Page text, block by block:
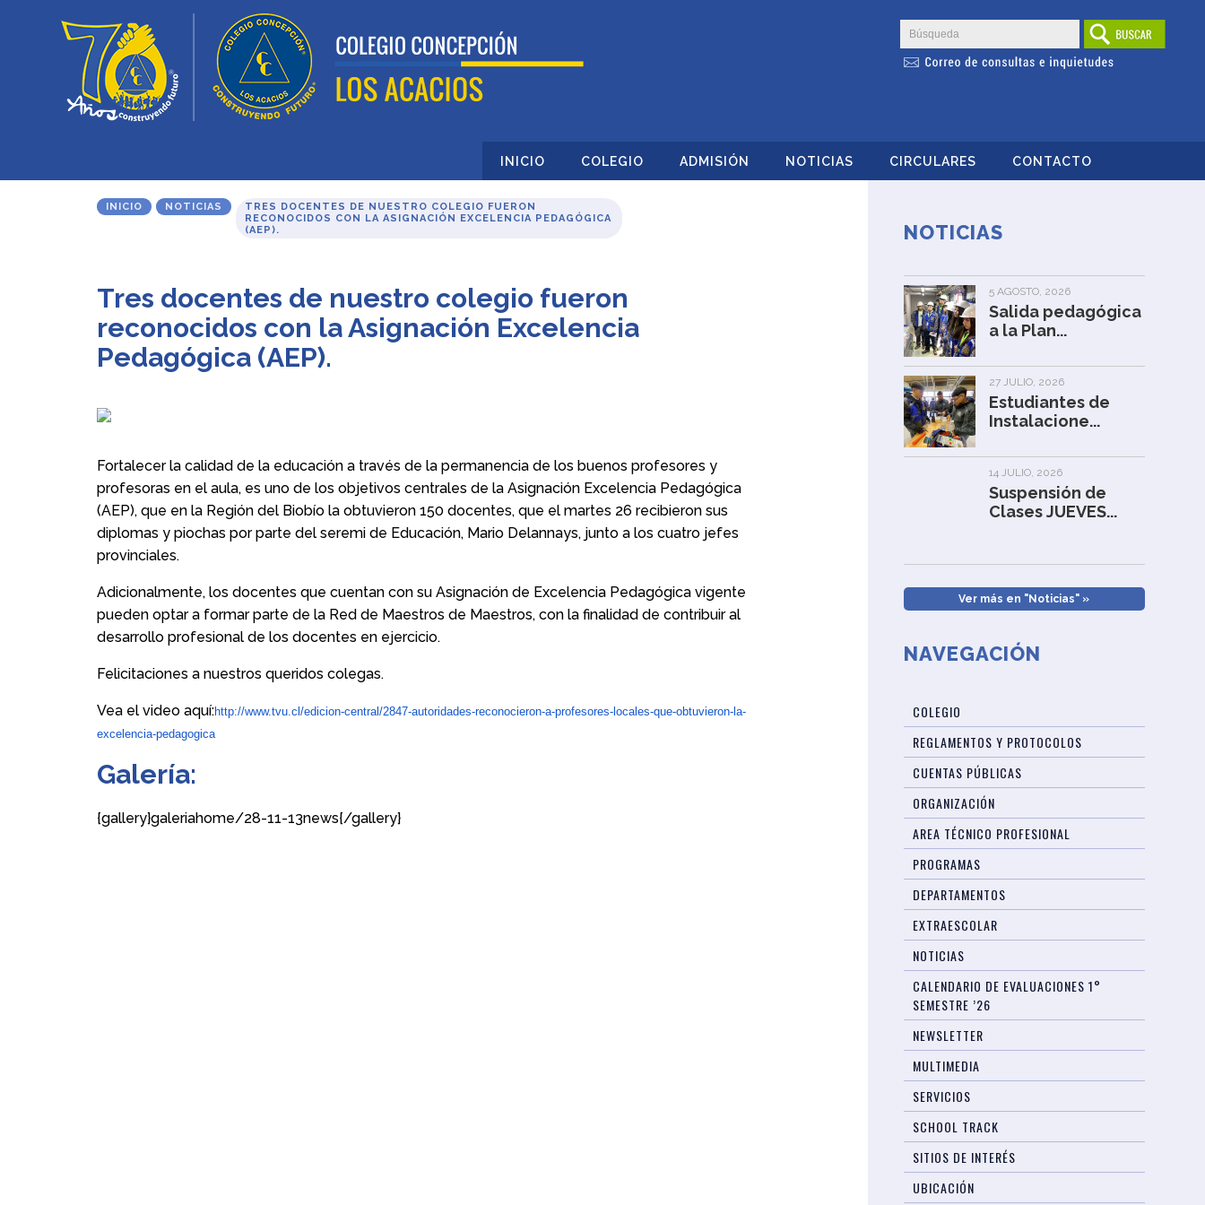
INICIO COLEGIO ADMISIÓN NOTICIAS CIRCULARES CONTACTO
INICIO NOTICIAS
TRES DOCENTES DE NUESTRO COLEGIO FUERON
RECONOCIDOS CON LA ASIGNACIÓN EXCELENCIA PEDAGÓGICA
(AEP).
Tres docentes de nuestro colegio fueron
reconocidos con la Asignación Excelencia
Pedagógica (AEP).
Fortalecer la calidad de la educación a través de la permanencia de los buenos profesores y
profesoras en el aula, es uno de los objetivos centrales de la Asignación Excelencia Pedagógica
(AEP), que en la Región del Biobío la obtuvieron 150 docentes, que el martes 26 recibieron sus
diplomas y piochas por parte del seremi de Educación, Mario Delannays, junto a los cuatro jefes
provinciales.
Adicionalmente, los docentes que cuentan con su Asignación de Excelencia Pedagógica vigente
pueden optar a formar parte de la Red de Maestros de Maestros, con la finalidad de contribuir al
desarrollo profesional de los docentes en ejercicio.
Felicitaciones a nuestros queridos colegas.
Vea el video aquí:http://www.tvu.cl/edicion-central/2847-autoridades-reconocieron-a-profesores-locales-que-obtuvieron-la-
excelencia-pedagogica
Galería:
{gallery}galeriahome/28-11-13news{/gallery}
NOTICIAS
5 AGOSTO, 2026
Salida pedagógica
a la Plan...
27 JULIO, 2026
Estudiantes de
Instalacione...
14 JULIO, 2026
Suspensión de
Clases JUEVES...
Ver más en "Noticias" »
NAVEGACIÓN
COLEGIO
REGLAMENTOS Y PROTOCOLOS
CUENTAS PÚBLICAS
ORGANIZACIÓN
AREA TÉCNICO PROFESIONAL
PROGRAMAS
DEPARTAMENTOS
EXTRAESCOLAR
NOTICIAS
CALENDARIO DE EVALUACIONES 1°
SEMESTRE ’26
NEWSLETTER
MULTIMEDIA
SERVICIOS
SCHOOL TRACK
SITIOS DE INTERÉS
UBICACIÓN